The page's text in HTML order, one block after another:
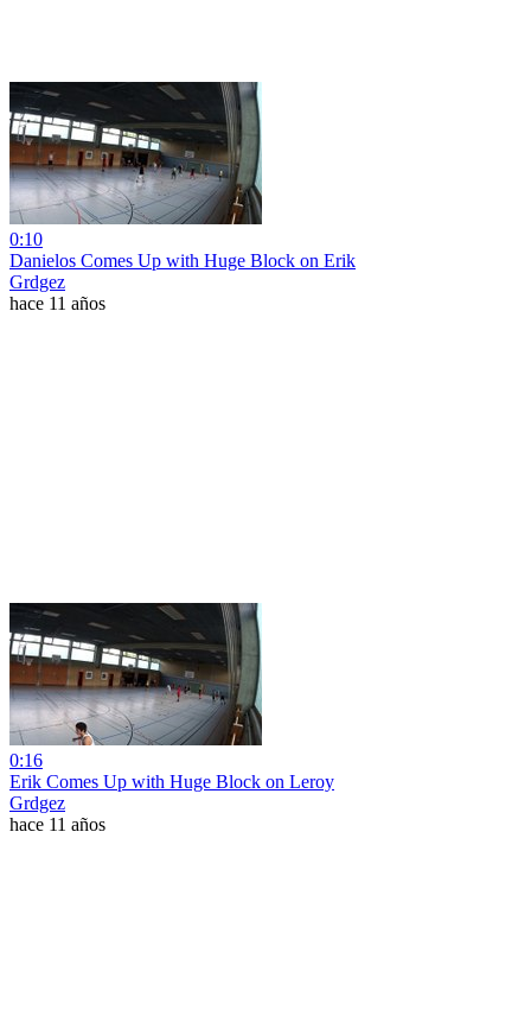
0:10
Danielos Comes Up with Huge Block on Erik
Grdgez
hace 11 años
0:16
Erik Comes Up with Huge Block on Leroy
Grdgez
hace 11 años